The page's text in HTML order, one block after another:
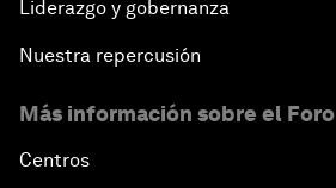
Liderazgo y gobernanza
Nuestra repercusión
Más información sobre el Foro
Centros